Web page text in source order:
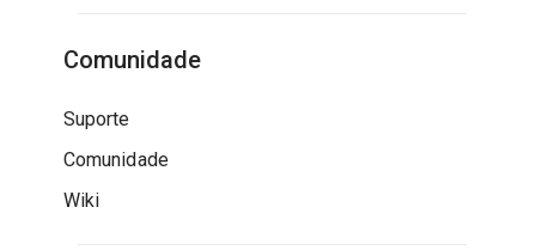
Comunidade
Suporte
Comunidade
Wiki